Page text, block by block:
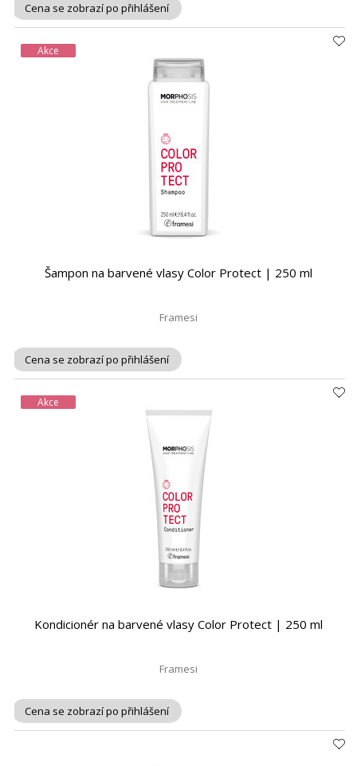
Cena se zobrazí po přihlášení
Akce
Šampon na barvené vlasy Color Protect | 250 ml
Framesi
Cena se zobrazí po přihlášení
Akce
Kondicionér na barvené vlasy Color Protect | 250 ml
Framesi
Cena se zobrazí po přihlášení